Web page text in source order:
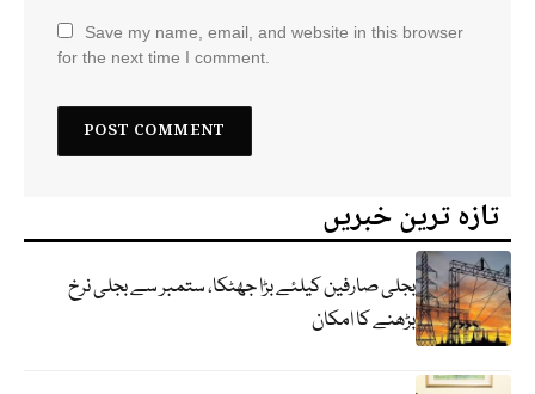
Save my name, email, and website in this browser
for the next time I comment.
تازہ ترین خبریں
بجلی صارفین کیلئے بڑا جھٹکا، ستمبر سے بجلی نرخ
بڑھنے کا امکان